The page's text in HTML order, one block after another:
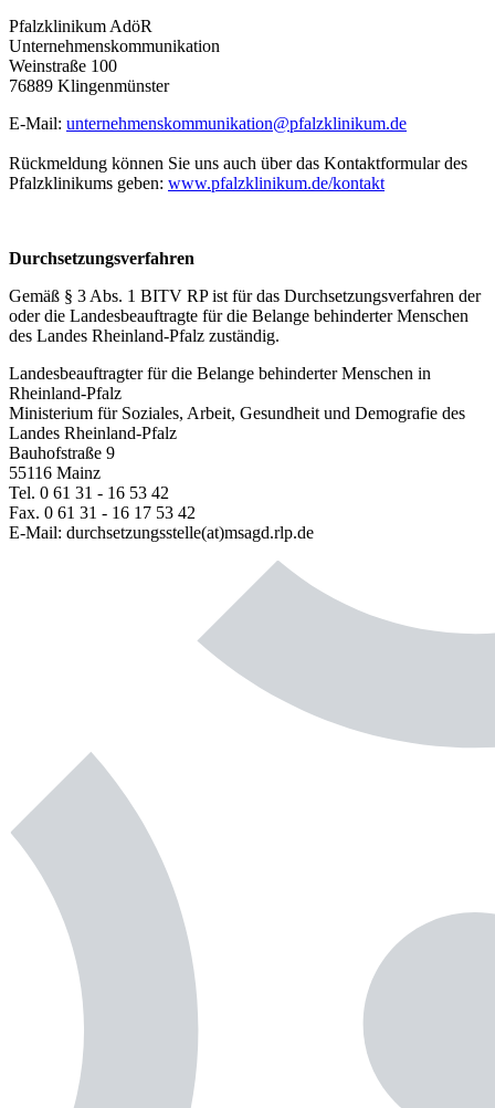
Pfalzklinikum AdöR
Unternehmenskommunikation
Weinstraße 100
76889 Klingenmünster
E-Mail: unternehmenskommunikation@pfalzklinikum.de
Rückmeldung können Sie uns auch über das Kontaktformular des
Pfalzklinikums geben: www.pfalzklinikum.de/kontakt
Durchsetzungsverfahren
Gemäß § 3 Abs. 1 BITV RP ist für das Durchsetzungsverfahren der
oder die Landesbeauftragte für die Belange behinderter Menschen
des Landes Rheinland-Pfalz zuständig.
Landesbeauftragter für die Belange behinderter Menschen in
Rheinland-Pfalz
Ministerium für Soziales, Arbeit, Gesundheit und Demografie des
Landes Rheinland-Pfalz
Bauhofstraße 9
55116 Mainz
Tel. 0 61 31 - 16 53 42
Fax. 0 61 31 - 16 17 53 42
E-Mail: durchsetzungsstelle(at)msagd.rlp.de